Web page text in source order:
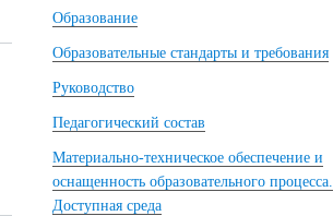
Образование
Образовательные стандарты и требования
Руководство
Педагогический состав
Материально-техническое обеспечение и
оснащенность образовательного процесса.
Доступная среда